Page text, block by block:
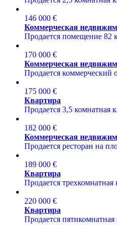
146 000 €
Коммерческая
Продается помещение 82
170 000 €
Коммерческая
Продается коммерческий
175 000 €
Квартира
Продается 3,5 комнатная
182 000 €
Коммерческая
Продается ресторан на
189 000 €
Квартира
Продается
220 000 €
Квартира
Продается